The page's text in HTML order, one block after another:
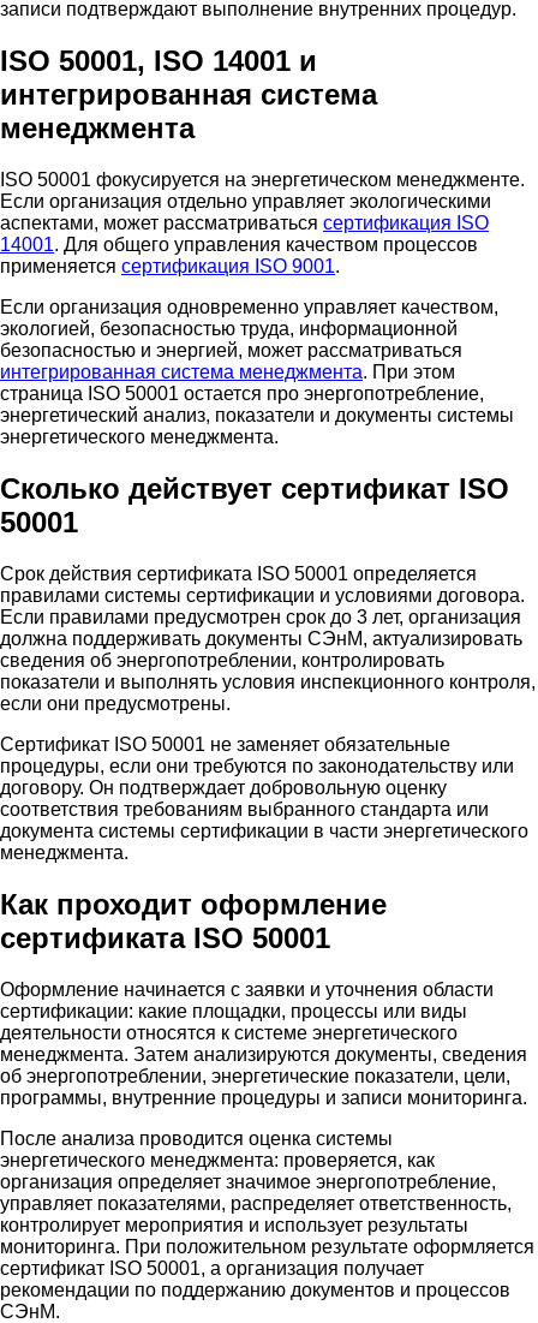
записи подтверждают выполнение внутренних процедур.
ISO 50001, ISO 14001 и
интегрированная система
менеджмента
ISO 50001 фокусируется на энергетическом менеджменте.
Если организация отдельно управляет экологическими
аспектами, может рассматриваться сертификация ISO
14001. Для общего управления качеством процессов
применяется сертификация ISO 9001.
Если организация одновременно управляет качеством,
экологией, безопасностью труда, информационной
безопасностью и энергией, может рассматриваться
интегрированная система менеджмента. При этом
страница ISO 50001 остается про энергопотребление,
энергетический анализ, показатели и документы системы
энергетического менеджмента.
Сколько действует сертификат ISO
50001
Срок действия сертификата ISO 50001 определяется
правилами системы сертификации и условиями договора.
Если правилами предусмотрен срок до 3 лет, организация
должна поддерживать документы СЭнМ, актуализировать
сведения об энергопотреблении, контролировать
показатели и выполнять условия инспекционного контроля,
если они предусмотрены.
Сертификат ISO 50001 не заменяет обязательные
процедуры, если они требуются по законодательству или
договору. Он подтверждает добровольную оценку
соответствия требованиям выбранного стандарта или
документа системы сертификации в части энергетического
менеджмента.
Как проходит оформление
сертификата ISO 50001
Оформление начинается с заявки и уточнения области
сертификации: какие площадки, процессы или виды
деятельности относятся к системе энергетического
менеджмента. Затем анализируются документы, сведения
об энергопотреблении, энергетические показатели, цели,
программы, внутренние процедуры и записи мониторинга.
После анализа проводится оценка системы
энергетического менеджмента: проверяется, как
организация определяет значимое энергопотребление,
управляет показателями, распределяет ответственность,
контролирует мероприятия и использует результаты
мониторинга. При положительном результате оформляется
сертификат ISO 50001, а организация получает
рекомендации по поддержанию документов и процессов
СЭнМ.